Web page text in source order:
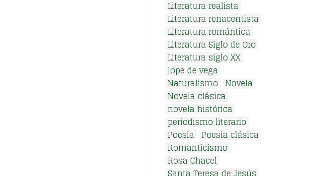
Literatura realista
Literatura renacentista
Literatura romántica
Literatura Siglo de Oro
Literatura siglo XX
lope de vega
Naturalismo
Novela
Novela clásica
novela histórica
periodismo literario
Poesía
Poesía clásica
Romanticismo
Rosa Chacel